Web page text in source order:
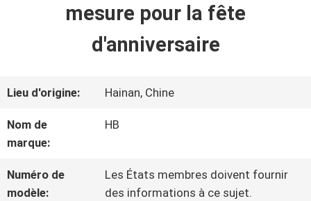
MAISON
À
PROPOS
DE
mesure pour la fête
d'anniversaire
Lieu d'origine: Hainan, Chine
Nom de
marque:
HB
Numéro de
modèle:
Les États membres doivent fournir
des informations à ce sujet.